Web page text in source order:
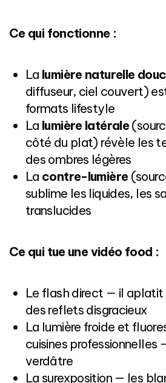
Ce qui fonctionne :
La lumière naturelle
diffuseur, ciel couvert)
formats lifestyle
La lumière latérale
côté du plat) révèle les
des ombres légères
La contre-lumière
sublime les liquides, les
translucides
Ce qui tue une vidéo food :
Le flash direct — il
des reflets disgracieux
La lumière froide et
cuisines professionnelles
verdâtre
La surexposition — les